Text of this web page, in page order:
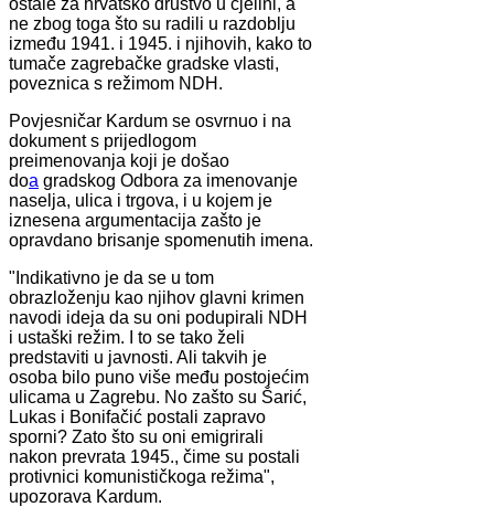
ne zbog toga što su radili u razdoblju
između 1941. i 1945. i njihovih, kako to
tumače zagrebačke gradske vlasti,
poveznica s režimom NDH.
Povjesničar Kardum se osvrnuo i na
dokument s prijedlogom
preimenovanja koji je došao
doa gradskog Odbora za imenovanje
naselja, ulica i trgova, i u kojem je
iznesena argumentacija zašto je
opravdano brisanje spomenutih imena.
"Indikativno je da se u tom
obrazloženju kao njihov glavni krimen
navodi ideja da su oni podupirali NDH
i ustaški režim. I to se tako želi
predstaviti u javnosti. Ali takvih je
osoba bilo puno više među postojećim
ulicama u Zagrebu. No zašto su Šarić,
Lukas i Bonifačić postali zapravo
sporni? Zato što su oni emigrirali
nakon prevrata 1945., čime su postali
protivnici komunističkoga režima",
upozorava Kardum.